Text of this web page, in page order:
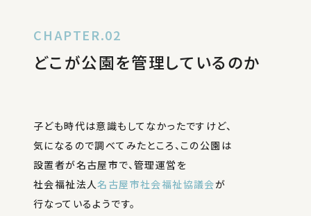
CHAPTER.02
どこが公園を管理しているのか
子ども時代は意識もしてなかったですけど、
気になるので調べてみたところ、この公園は
設置者が名古屋市で、管理運営を
社会福祉法人名古屋市社会福祉協議会が
行なっているようです。